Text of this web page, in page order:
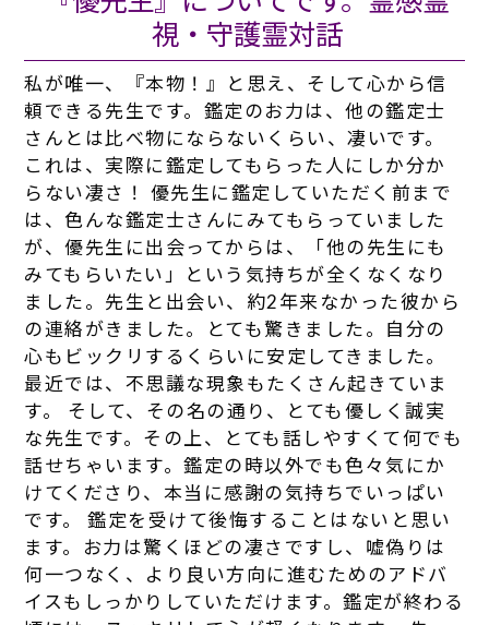
視・守護霊対話
私が唯一、『本物！』と思え、そして心から信
頼できる先生です。鑑定のお力は、他の鑑定士
さんとは比べ物にならないくらい、凄いです。
これは、実際に鑑定してもらった人にしか分か
らない凄さ！ 優先生に鑑定していただく前まで
は、色んな鑑定士さんにみてもらっていました
が、優先生に出会ってからは、「他の先生にも
みてもらいたい」という気持ちが全くなくなり
ました。先生と出会い、約2年来なかった彼から
の連絡がきました。とても驚きました。自分の
心もビックリするくらいに安定してきました。
最近では、不思議な現象もたくさん起きていま
す。 そして、その名の通り、とても優しく誠実
な先生です。その上、とても話しやすくて何でも
話せちゃいます。鑑定の時以外でも色々気にか
けてくださり、本当に感謝の気持ちでいっぱい
です。 鑑定を受けて後悔することはないと思い
ます。お力は驚くほどの凄さですし、嘘偽りは
何一つなく、より良い方向に進むためのアドバ
イスもしっかりしていただけます。鑑定が終わる